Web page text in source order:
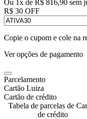
Ou 1x de R$ 816,90 sem
R$ 30 OFF
Copie o cupom e cole na
Ver opções de pagamento
Parcelamento
Cartão Luiza
Cartão de crédito
Tabela de parcelas de
de crédito